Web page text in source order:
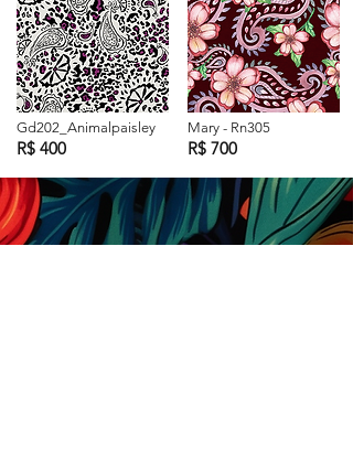
Gd202_Animalpaisley
R$ 400
Mary - Rn305
R$ 700